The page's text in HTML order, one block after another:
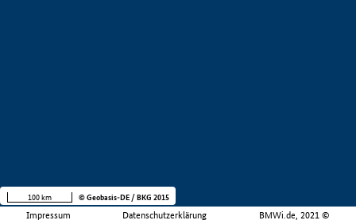
Impressum Datenschutzerklärung BMWi.de, 2021 ©
100 km © Geobasis-DE / BKG 2015